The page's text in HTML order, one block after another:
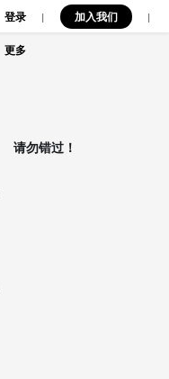
登录 | 加入我们 |
更多
请勿错过！